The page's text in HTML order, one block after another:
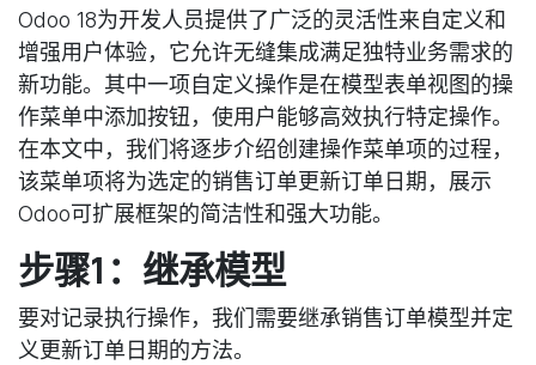
Odoo 18为开发人员提供了广泛的灵活性来自定义和
增强用户体验，它允许无缝集成满足独特业务需求的
新功能。其中一项自定义操作是在模型表单视图的操
作菜单中添加按钮，使用户能够高效执行特定操作。
在本文中，我们将逐步介绍创建操作菜单项的过程，
该菜单项将为选定的销售订单更新订单日期，展示
Odoo可扩展框架的简洁性和强大功能。
步骤1：继承模型
要对记录执行操作，我们需要继承销售订单模型并定
义更新订单日期的方法。